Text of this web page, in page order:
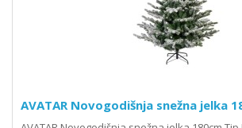
AVATAR Novogodišnja snežna jelka